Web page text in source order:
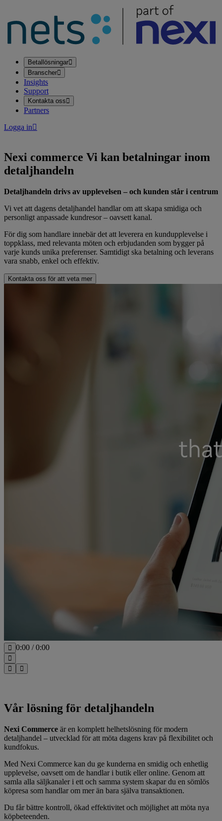
Betallösningar
Branscher
Insights
Support
Kontakta oss
Partners
Logga in
Nexi commerce Vi kan betalningar inom
detaljhandeln
Detaljhandeln drivs av upplevelsen – och kunden står i centrum
Vi vet att dagens detaljhandel handlar om att skapa smidiga och
personligt anpassade kundresor – oavsett kanal.
För dig som handlare innebär det att leverera en kundupplevelse i
toppklass, med relevanta möten och erbjudanden som bygger på
varje kunds unika preferenser. Samtidigt ska betalning och leverans
vara snabb, enkel och effektiv.
Kontakta oss för att veta mer
0:00 /0:00
Vår lösning för detaljhandeln
Nexi Commerce är en komplett helhetslösning för modern
detaljhandel – utvecklad för att möta dagens krav på flexibilitet och
kundfokus.
Med Nexi Commerce kan du ge kunderna en smidig och enhetlig
upplevelse, oavsett om de handlar i butik eller online. Genom att
samla alla säljkanaler i ett och samma system skapar du en sömlös
köpresa som handlar om mer än bara själva transaktionen.
Du får bättre kontroll, ökad effektivitet och möjlighet att möta nya
köpbeteenden.